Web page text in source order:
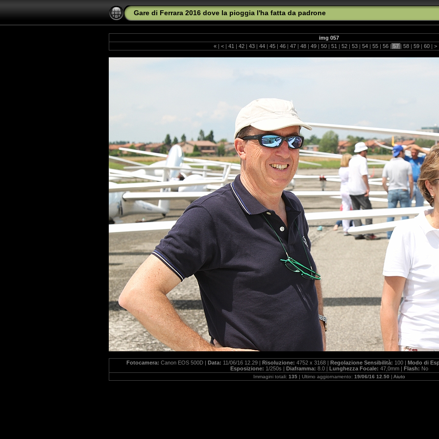
Gare di Ferrara 2016 dove la pioggia l'ha fatta da padrone
img 057
« | < | 41 | 42 | 43 | 44 | 45 | 46 | 47 | 48 | 49 | 50 | 51 | 52 | 53 | 54 | 55 | 56 | 57 | 58 | 59 | 60 | >
Fotocamera: Canon EOS 500D | Data: 11/06/16 12.29 | Risoluzione: 4752 x 3168 | Regolazione Sensibilità: 100 | Modo di
Esposizione: 1/250s | Diaframma: 8.0 | Lunghezza Focale: 47,0mm | Flash: No
Immagini totali: 135| Ultimo aggiornamento: 19/06/16 12.50 | Aiuto